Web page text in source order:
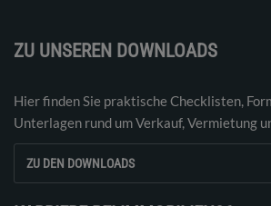
ZU UNSEREN DOWNLOADS
Hier finden Sie praktische Checklisten,
Unterlagen rund um Verkauf, Vermietung
ZU DEN DOWNLOADS